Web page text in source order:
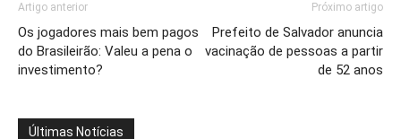
Artigo anterior
Os jogadores mais bem pagos
do Brasileirão: Valeu a pena o
investimento?
Próximo artigo
Prefeito de Salvador anuncia
vacinação de pessoas a partir
de 52 anos
Últimas Notícias